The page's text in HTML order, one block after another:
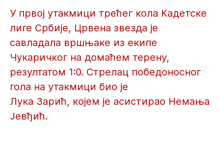
У првој утакмици трећег кола Кадетске
лиге Србије, Црвена звезда је
савладала вршњаке из екипе
Чукаричког на домаћем терену,
резултатом 1:0. Стрелац победоносног
гола на утакмици био је
Лука Зарић, којем је асистирао Немања
Јевђић.